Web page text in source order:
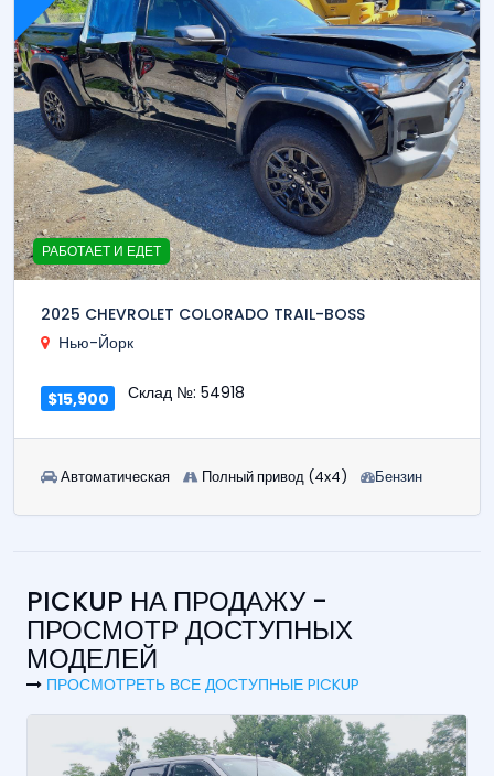
РАБОТАЕТ И ЕДЕТ
2025 CHEVROLET COLORADO TRAIL-BOSS
Нью-Йорк
$15,900 Склад №: 54918
Автоматическая Полный привод (4x4) Бензин
PICKUP НА ПРОДАЖУ -
ПРОСМОТР ДОСТУПНЫХ
МОДЕЛЕЙ
ПРОСМОТРЕТЬ ВСЕ ДОСТУПНЫЕ PICKUP